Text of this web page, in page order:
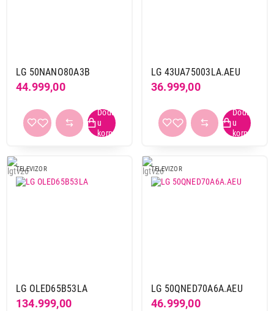
LG 50NANO80A3B
44.999,00
LG 43UA75003LA.AEU
36.999,00
TELEVIZOR
LG OLED65B53LA
134.999,00
TELEVIZOR
LG 50QNED70A6A.AEU
46.999,00